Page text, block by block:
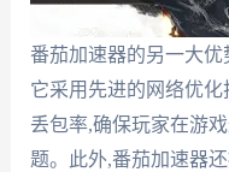
番茄加速器的另一大优
它采用先进的网络优
丢包率,确保玩家在游
题。此外,番茄加速器